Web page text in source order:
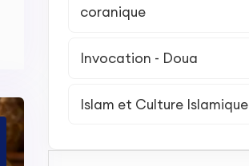
coranique
Invocation - Doua
Islam et Culture Islamique